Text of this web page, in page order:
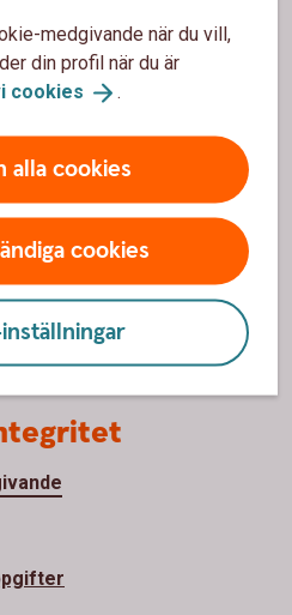
medgivande när du vill,
din profil när du är
cookies .
alla cookies
cookies